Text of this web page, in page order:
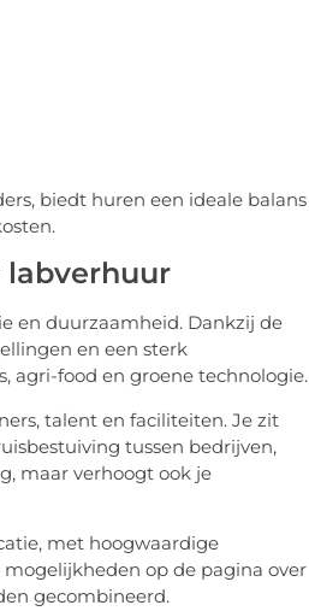
biedt huren een ideale balans
labverhuur
en duurzaamheid. Dankzij de
en een sterk
agri-food en groene technologie.
talent en faciliteiten. Je zit
tussen bedrijven,
maar verhoogt ook je
met hoogwaardige
op de pagina over
gecombineerd.